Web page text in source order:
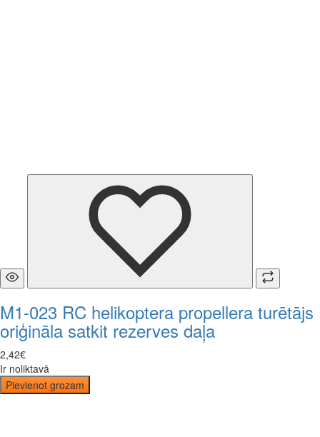
M1-023 RC helikoptera propellera turētājs
oriģināla satkit rezerves daļa
2,42€
Ir noliktavā
Pievienot grozam